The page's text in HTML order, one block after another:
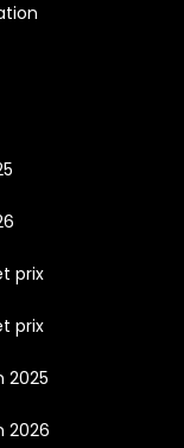
prix
prix
2025
2026